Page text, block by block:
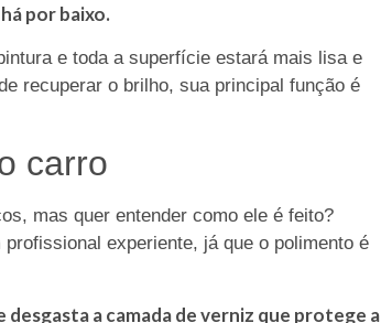
por baixo.
e toda a superfície estará mais lisa e
recuperar o brilho, sua principal função é
carro
mas quer entender como ele é feito?
experiente, já que o polimento é
a camada de verniz que protege a